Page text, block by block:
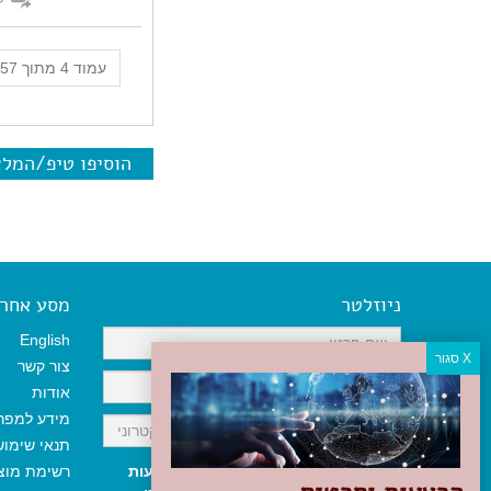
עמוד 4 מתוך 57
הוסיפו טיפ/
ניוזלטר
אני מאשר/ת קבלת ניוזלטר והודעות
מסע אחר
English
צור קשר
אודות
מידע
תנאי
רשימת